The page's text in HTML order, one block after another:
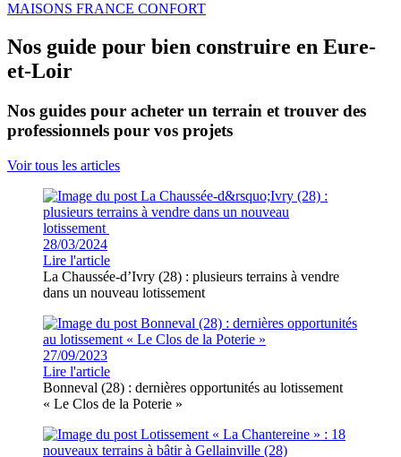
MAISONS FRANCE CONFORT
Nos guide pour bien construire en Eure-
et-Loir
Nos guides pour acheter un terrain et trouver des
professionnels pour vos projets
Voir tous les articles
28/03/2024
Lire l'article
La Chaussée-d’Ivry (28) : plusieurs terrains à vendre
dans un nouveau lotissement
27/09/2023
Lire l'article
Bonneval (28) : dernières opportunités au lotissement
« Le Clos de la Poterie »